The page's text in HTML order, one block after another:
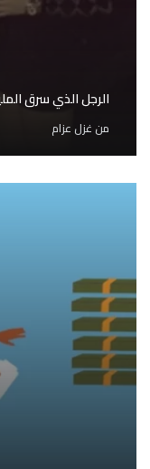
الرجل الذي سرق
من غزل عزام